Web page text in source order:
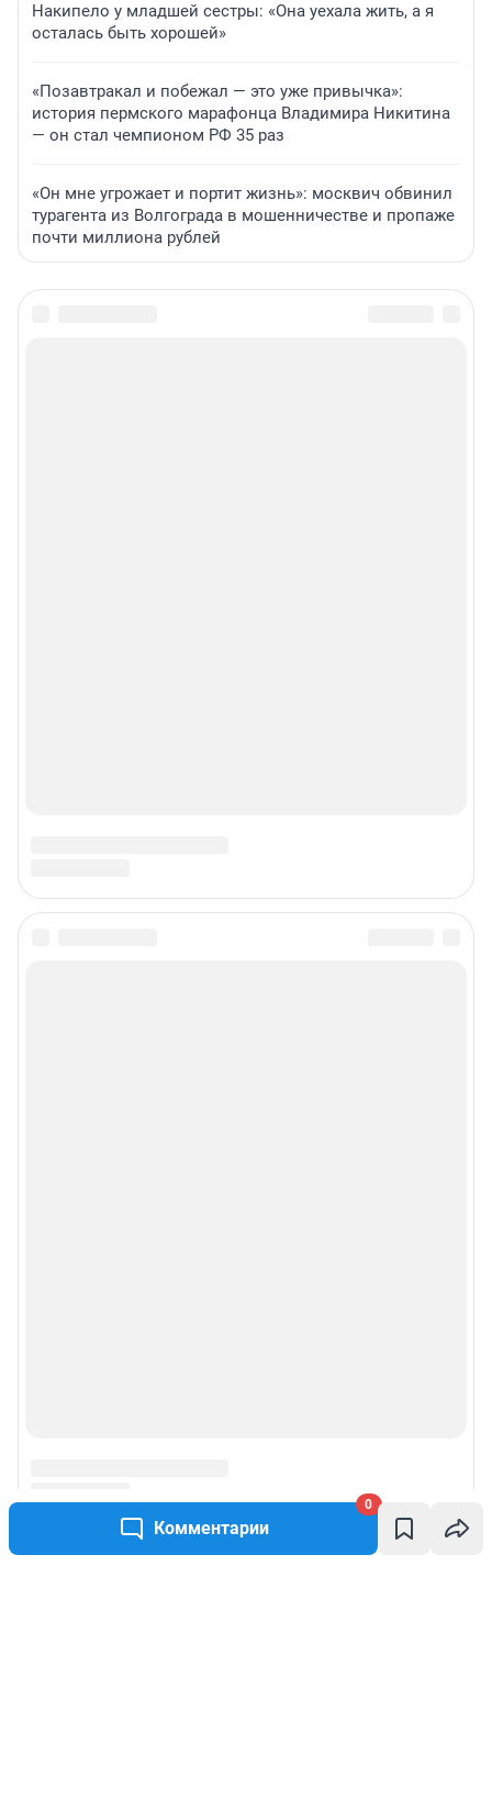
Комментарии
0
Накипело у младшей сестры: «Она уехала жить, а я
осталась быть хорошей»
«Позавтракал и побежал — это уже привычка»:
история пермского марафонца Владимира Никитина
— он стал чемпионом РФ 35 раз
«Он мне угрожает и портит жизнь»: москвич обвинил
турагента из Волгограда в мошенничестве и пропаже
почти миллиона рублей